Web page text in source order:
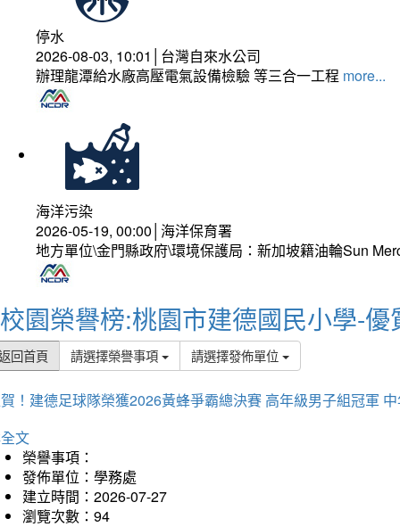
停水
2026-08-03, 10:01│台灣自來水公司
辦理龍潭給水廠高壓電氣設備檢驗 等三合一工程 more...
海洋污染
2026-05-19, 00:00│海洋保育署
地方單位\金門縣政府\環境保護局：新加坡籍油輪Sun
校園榮譽榜:桃園市建德國民小學-優
回首頁 請選擇榮譽事項 請選擇發佈單位
！建德足球隊榮獲2026黃蜂爭霸總決賽 高年級男子組冠軍
文
榮譽事項：
發佈單位：學務處
建立時間：2026-07-27
瀏覽次數：94